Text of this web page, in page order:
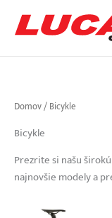
Domov/ Bicykle
Bicykle
Prezrite si našu
najnovšie modely a